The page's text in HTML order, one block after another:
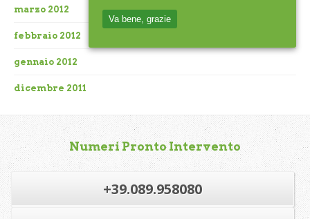
marzo 2012
febbraio 2012
gennaio 2012
dicembre 2011
Numeri Pronto Intervento
+39.089.958080
Va bene, grazie